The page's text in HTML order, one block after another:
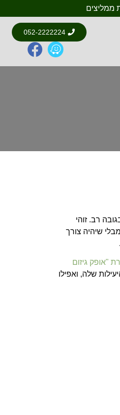
ממליצים
052-2222224
רב. זוהי
שיהיה צורך
"אופק גיזום
שלה, ואפילו